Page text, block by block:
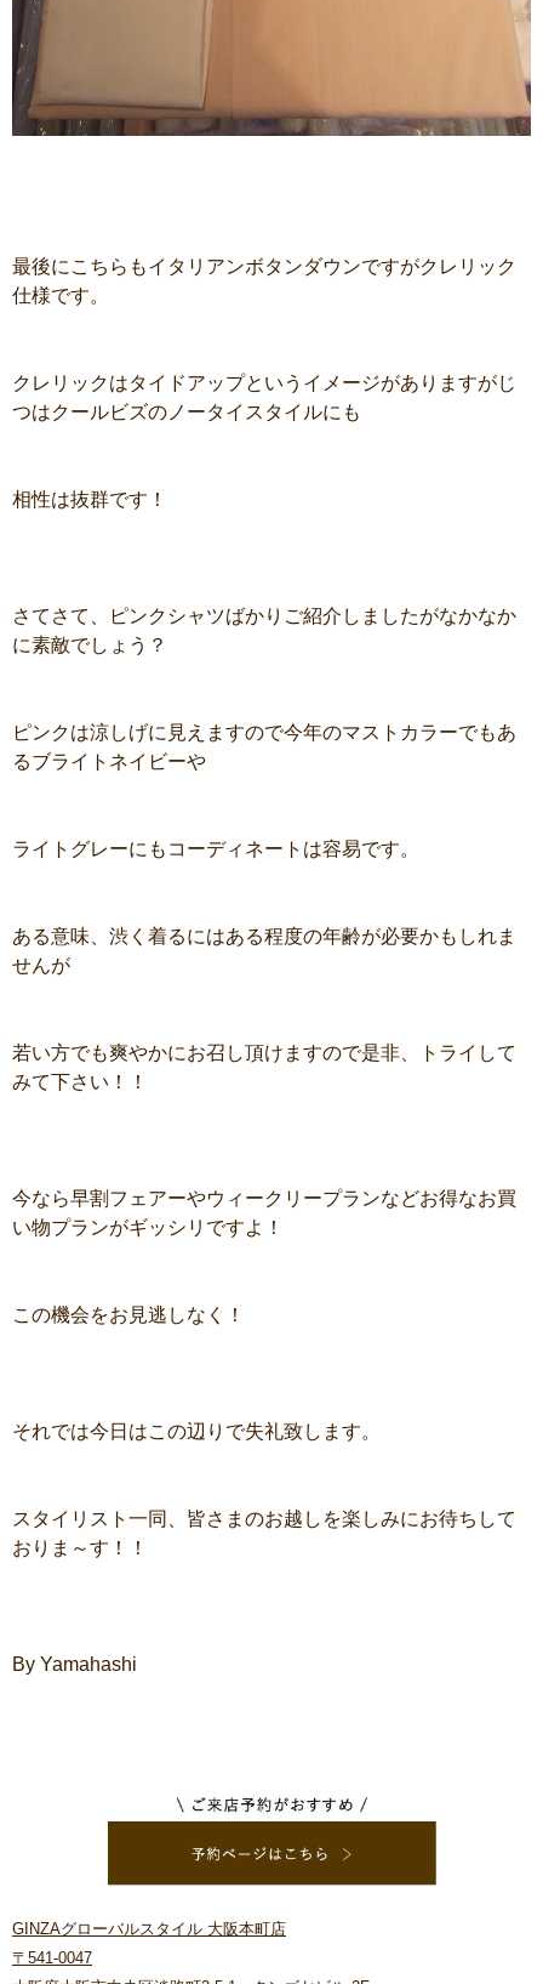
最後にこちらもイタリアンボタンダウンですがクレリック
仕様です。
クレリックはタイドアップというイメージがありますがじ
つはクールビズのノータイスタイルにも
相性は抜群です！
さてさて、ピンクシャツばかりご紹介しましたがなかなか
に素敵でしょう？
ピンクは涼しげに見えますので今年のマストカラーでもあ
るブライトネイビーや
ライトグレーにもコーディネートは容易です。
ある意味、渋く着るにはある程度の年齢が必要かもしれま
せんが
若い方でも爽やかにお召し頂けますので是非、トライして
みて下さい！！
今なら早割フェアーやウィークリープランなどお得なお買
い物プランがギッシリですよ！
この機会をお見逃しなく！
それでは今日はこの辺りで失礼致します。
スタイリスト一同、皆さまのお越しを楽しみにお待ちして
おりま～す！！
By Yamahashi
GINZAグローバルスタイル 大阪本町店
〒541-0047